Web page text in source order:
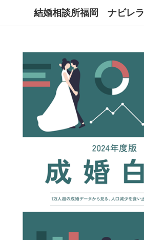
結婚相談所福岡 ナビレラ